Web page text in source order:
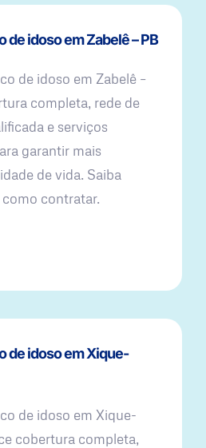
idoso em Zabelê – PB
de idoso em Zabelê –
completa, rede de
e serviços
garantir mais
de vida. Saiba
contratar.
de idoso em Xique-
de idoso em Xique-
cobertura completa,